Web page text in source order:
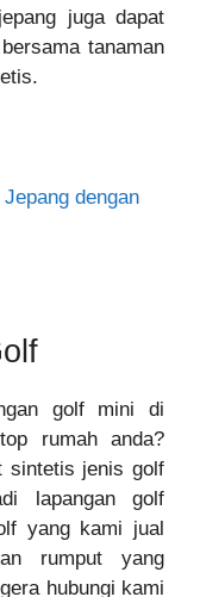
juga dapat
tanaman
dengan
golf mini di
rumah anda?
sintetis jenis golf
lapangan golf
yang kami jual
rumput yang
hubungi kami